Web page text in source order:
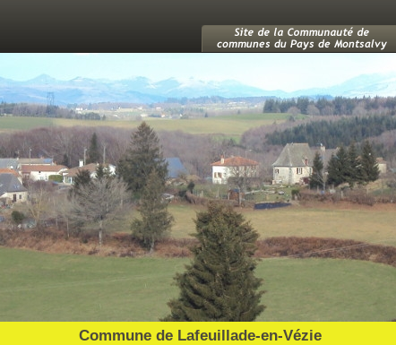
Commune de Lafeuillade-en-Vézie